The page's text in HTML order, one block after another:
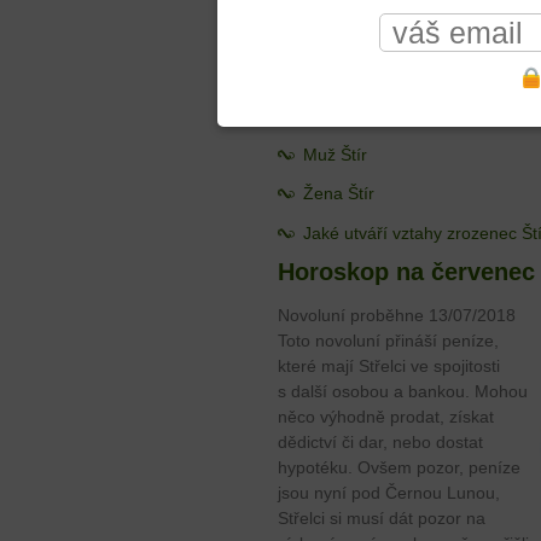
stability, situace související s
pozitivního pro zdraví. Vrací se
čeká v budoucnu stěhování,
Muž Štír
Žena Štír
Jaké utváří vztahy zrozenec
Horoskop na
Novoluní proběhne 13/07/2018
Toto novoluní přináší peníze,
které mají Střelci ve spojitosti
s další osobou a bankou. Mohou
něco výhodně prodat, získat
dědictví či dar, nebo dostat
hypotéku. Ovšem pozor, peníze
jsou nyní pod Černou Lunou,
Střelci si musí dát pozor na